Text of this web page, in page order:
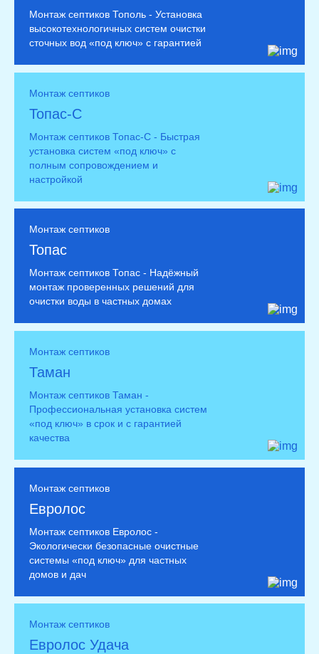
Монтаж септиков Тополь - Установка
высокотехнологичных систем очистки
сточных вод «под ключ» с гарантией
Монтаж септиков
Топас-С
Монтаж септиков Топас-С - Быстрая
установка систем «под ключ» с
полным сопровождением и
настройкой
Монтаж септиков
Топас
Монтаж септиков Топас - Надёжный
монтаж проверенных решений для
очистки воды в частных домах
Монтаж септиков
Таман
Монтаж септиков Таман -
Профессиональная установка систем
«под ключ» в срок и с гарантией
качества
Монтаж септиков
Евролос
Монтаж септиков Евролос -
Экологически безопасные очистные
системы «под ключ» для частных
домов и дач
Монтаж септиков
Евролос Удача